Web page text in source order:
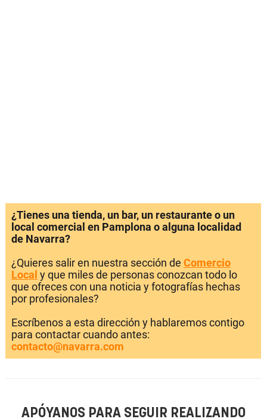
¿Tienes una tienda, un bar, un restaurante o un
local comercial en Pamplona o alguna localidad
de Navarra?
¿Quieres salir en nuestra sección de Comercio
Local y que miles de personas conozcan todo lo
que ofreces con una noticia y fotografías hechas
por profesionales?
Escríbenos a esta dirección y hablaremos contigo
para contactar cuando antes:
contacto@navarra.com
APÓYANOS PARA SEGUIR REALIZANDO